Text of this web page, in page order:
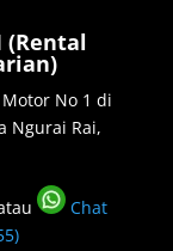
(Rental
Motor No 1 di
Ngurai Rai,
Chat